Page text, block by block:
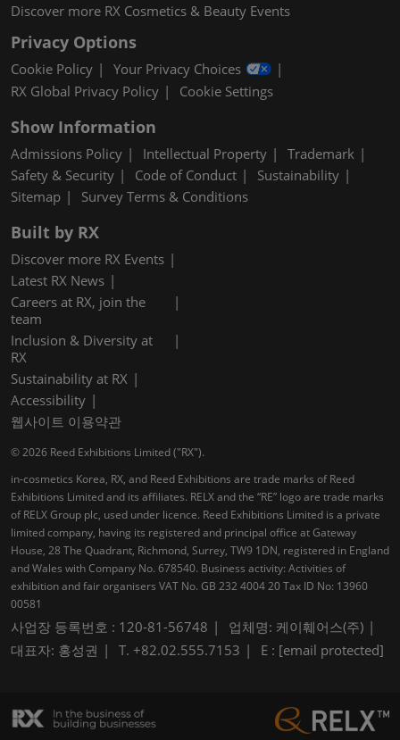
Discover more RX Cosmetics & Beauty Events
Privacy Options
Cookie Policy
Your Privacy Choices
RX Global Privacy Policy
Cookie Settings
Show Information
Admissions Policy Intellectual Property
Trademark
Safety & Security
Code of Conduct
Sustainability
Sitemap
Survey Terms & Conditions
Built by RX
Discover more RX Events
Latest RX News
Careers at RX, join the
team
Inclusion & Diversity at
RX
Sustainability at RX
Accessibility
웹사이트 이용약관
© 2026 Reed Exhibitions Limited ("RX").
in-cosmetics Korea, RX, and Reed Exhibitions are trade marks of Reed
Exhibitions Limited and its affiliates. RELX and the “RE” logo are trade marks
of RELX Group plc, used under licence. Reed Exhibitions Limited is a private
limited company, having its registered and principal office at Gateway
House, 28 The Quadrant, Richmond, Surrey, TW9 1DN, registered in England
and Wales with Company No. 678540. Business activity: Activities of
exhibition and fair organisers VAT No. GB 232 4004 20 Tax ID No: 13960
00581
사업장 등록번호 : 120-81-56748
업체명: 케이훼어스(주)
대표자: 홍성권
T. +82.02.555.7153 E : [email protected]